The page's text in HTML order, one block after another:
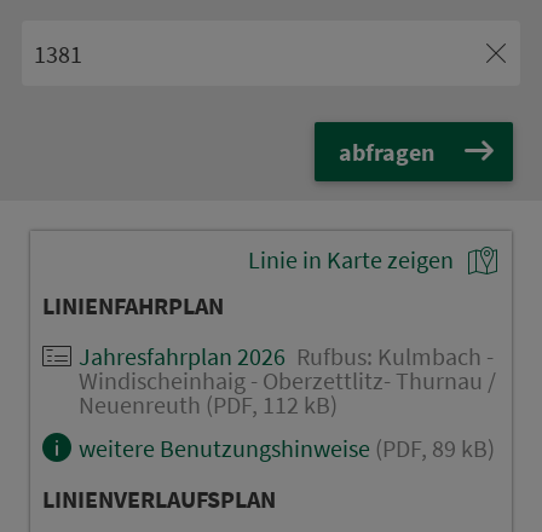
abfragen
Linie in Karte zeigen
LINIENFAHRPLAN
Jahresfahrplan 2026 Rufbus: Kulmbach -
Windischeinhaig - Oberzettlitz- Thurnau /
Neuenreuth (PDF, 112 kB)
weitere Benutzungshinweise (PDF, 89 kB)
LINIENVERLAUFSPLAN